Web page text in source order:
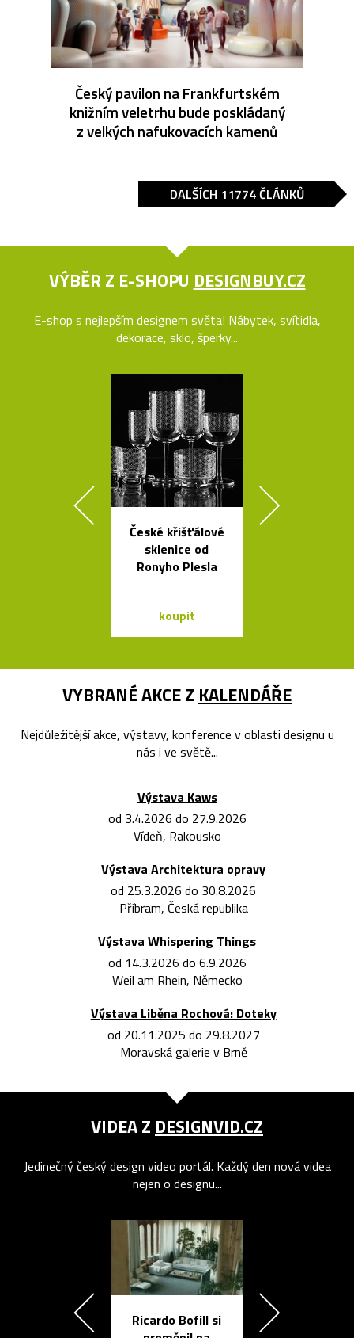
Český pavilon na Frankfurtském
knižním veletrhu bude poskládaný
z velkých nafukovacích kamenů
DALŠÍCH 11774 ČLÁNKŮ
VÝBĚR Z E-SHOPU DESIGNBUY.CZ
E-shop s nejlepším designem světa! Nábytek, svítidla,
dekorace, sklo, šperky...
České křišťálové
sklenice od
Ronyho Plesla
koupit
VYBRANÉ AKCE Z KALENDÁŘE
Nejdůležitější akce, výstavy, konference v oblasti designu u
nás i ve světě...
Výstava Kaws
od 3.4.2026 do 27.9.2026
Vídeň, Rakousko
Výstava Architektura opravy
od 25.3.2026 do 30.8.2026
Příbram, Česká republika
Výstava Whispering Things
od 14.3.2026 do 6.9.2026
Weil am Rhein, Německo
Výstava Liběna Rochová: Doteky
od 20.11.2025 do 29.8.2027
Moravská galerie v Brně
VIDEA Z DESIGNVID.CZ
Jedinečný český design video portál. Každý den nová videa
nejen o designu...
Ricardo Bofill si